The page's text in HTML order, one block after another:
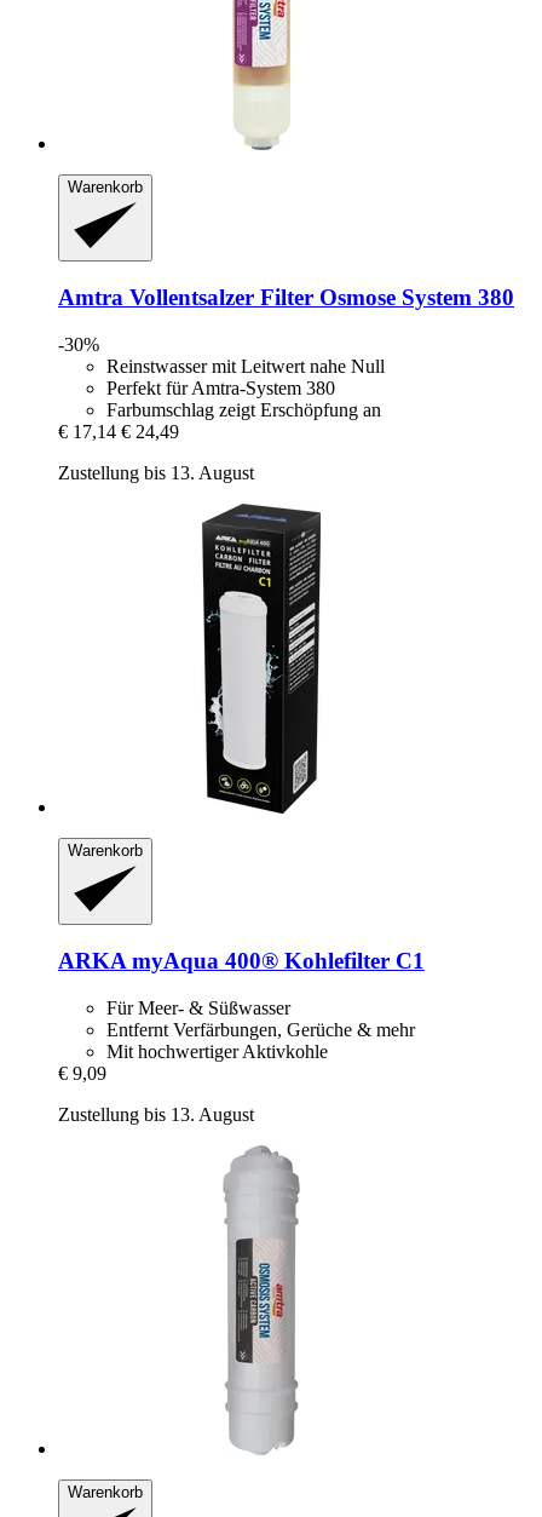
Warenkorb
Amtra Vollentsalzer Filter Osmose System 380
-30%
Reinstwasser mit Leitwert nahe Null
Perfekt für Amtra-System 380
Farbumschlag zeigt Erschöpfung an
€ 17,14 € 24,49
Zustellung bis 13. August
Warenkorb
ARKA myAqua 400® Kohlefilter C1
Für Meer- & Süßwasser
Entfernt Verfärbungen, Gerüche & mehr
Mit hochwertiger Aktivkohle
€ 9,09
Zustellung bis 13. August
Warenkorb